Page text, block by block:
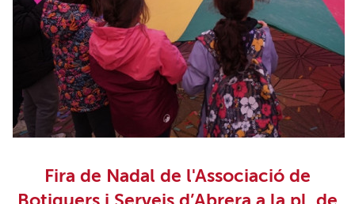
Fira de Nadal de l'Associació de